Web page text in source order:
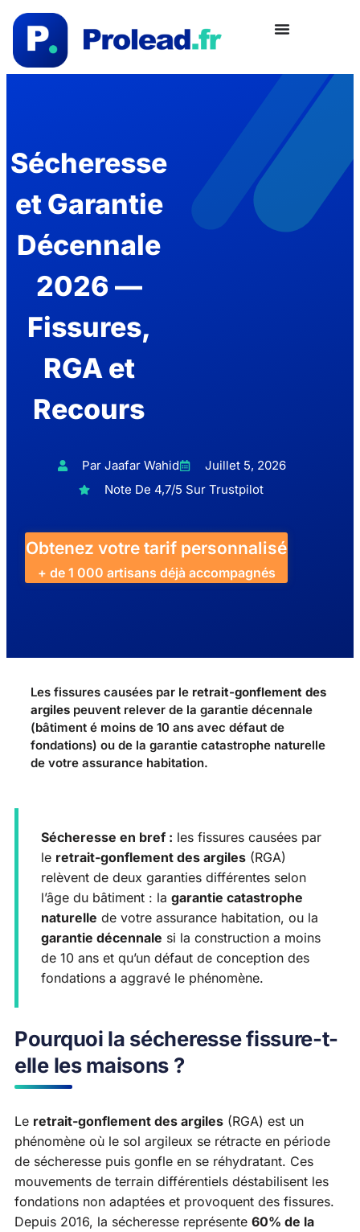
Sécheresse
et Garantie
Décennale
2026 —
Fissures,
RGA et
Recours
Par Jaafar Wahid
Juillet 5, 2026
Note De 4,7/5 Sur Trustpilot
Obtenez votre tarif personnalisé
+ de 1 000 artisans déjà accompagnés
Les fissures causées par le retrait-gonflement des
argiles peuvent relever de la garantie décennale
(bâtiment é moins de 10 ans avec défaut de
fondations) ou de la garantie catastrophe naturelle
de votre assurance habitation.
Sécheresse en bref : les fissures causées par
le retrait-gonflement des argiles (RGA)
relèvent de deux garanties différentes selon
l’âge du bâtiment : la garantie catastrophe
naturelle de votre assurance habitation, ou la
garantie décennale si la construction a moins
de 10 ans et qu’un défaut de conception des
fondations a aggravé le phénomène.
Pourquoi la sécheresse fissure-t-
elle les maisons ?
Le retrait-gonflement des argiles (RGA) est un
phénomène où le sol argileux se rétracte en période
de sécheresse puis gonfle en se réhydratant. Ces
mouvements de terrain différentiels déstabilisent les
fondations non adaptées et provoquent des fissures.
Depuis 2016, la sécheresse représente 60% de la